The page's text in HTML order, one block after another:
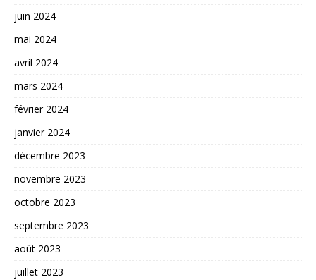
juin 2024
mai 2024
avril 2024
mars 2024
février 2024
janvier 2024
décembre 2023
novembre 2023
octobre 2023
septembre 2023
août 2023
juillet 2023